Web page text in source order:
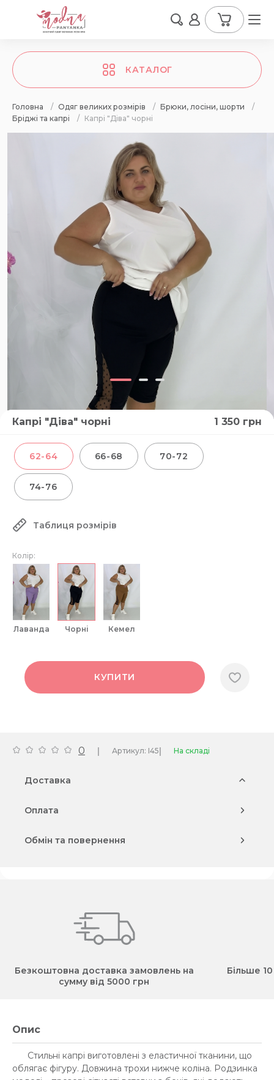
КАТАЛОГ
Головна / Одяг великих розмірів / Брюки, лосіни, шорти
/
Бріджі та капрі
/ Капрі "Діва" чорні
Капрі "Діва" чорні 1 350 грн
62-64 66-68 70-72
74-76
Таблиця розмірів
Колір:
лаванда чорні кемел
КУПИТИ
0 | Артикул: I45| На складі
Доставка
Оплата
Обмін та повернення
Безкоштовна доставка замовлень на
сумму від 5000 грн
Більше
Опис
Стильні капрі виготовлені з еластичної тканини, що
облягає фігуру. Довжина трохи нижче коліна. Родзинка